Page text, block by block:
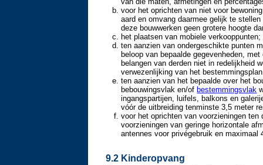
voor het oprichten van niet voor
aard en omvang daarmee gelijk te
deze bouwwerken geen grotere hoogte
het plaatsen van mobiele verkooppunten;
ten aanzien van ondergeschikte punten
beloop van bepaalde gegevenheden,
belangen van derden niet in redelijkheid
verwezenlijking van het
ten aanzien van het bepaalde over het
bebouwingsvlaken/ofbestemmingsvlak
ingangspartijen, luifels, balkons en
vóór de uitbreiding tenminste 3,5 meter
voor het oprichten van voorzieningen
voorzieningen van geringe horizontale
antennes voor privégebruik en
9.2 Kinderopvang